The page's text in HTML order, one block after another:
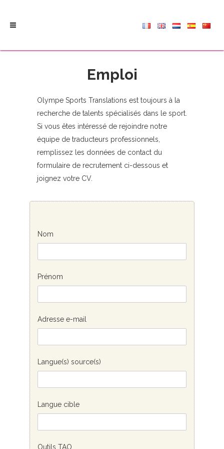
Emploi
Olympe Sports Translations est toujours à la
recherche de talents spécialisés dans le sport.
Si vous êtes intéressé de rejoindre notre
équipe de traducteurs professionnels,
remplissez les données de contact du
formulaire de recrutement ci-dessous et
joignez votre CV.
Nom
Prénom
Adresse e-mail
Langue(s) source(s)
Langue cible
Outils TAO